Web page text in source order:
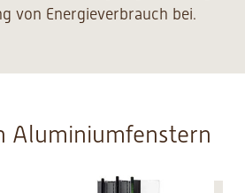
von Energieverbrauch bei.
Aluminiumfenstern